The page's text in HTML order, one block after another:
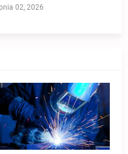
02, 2026